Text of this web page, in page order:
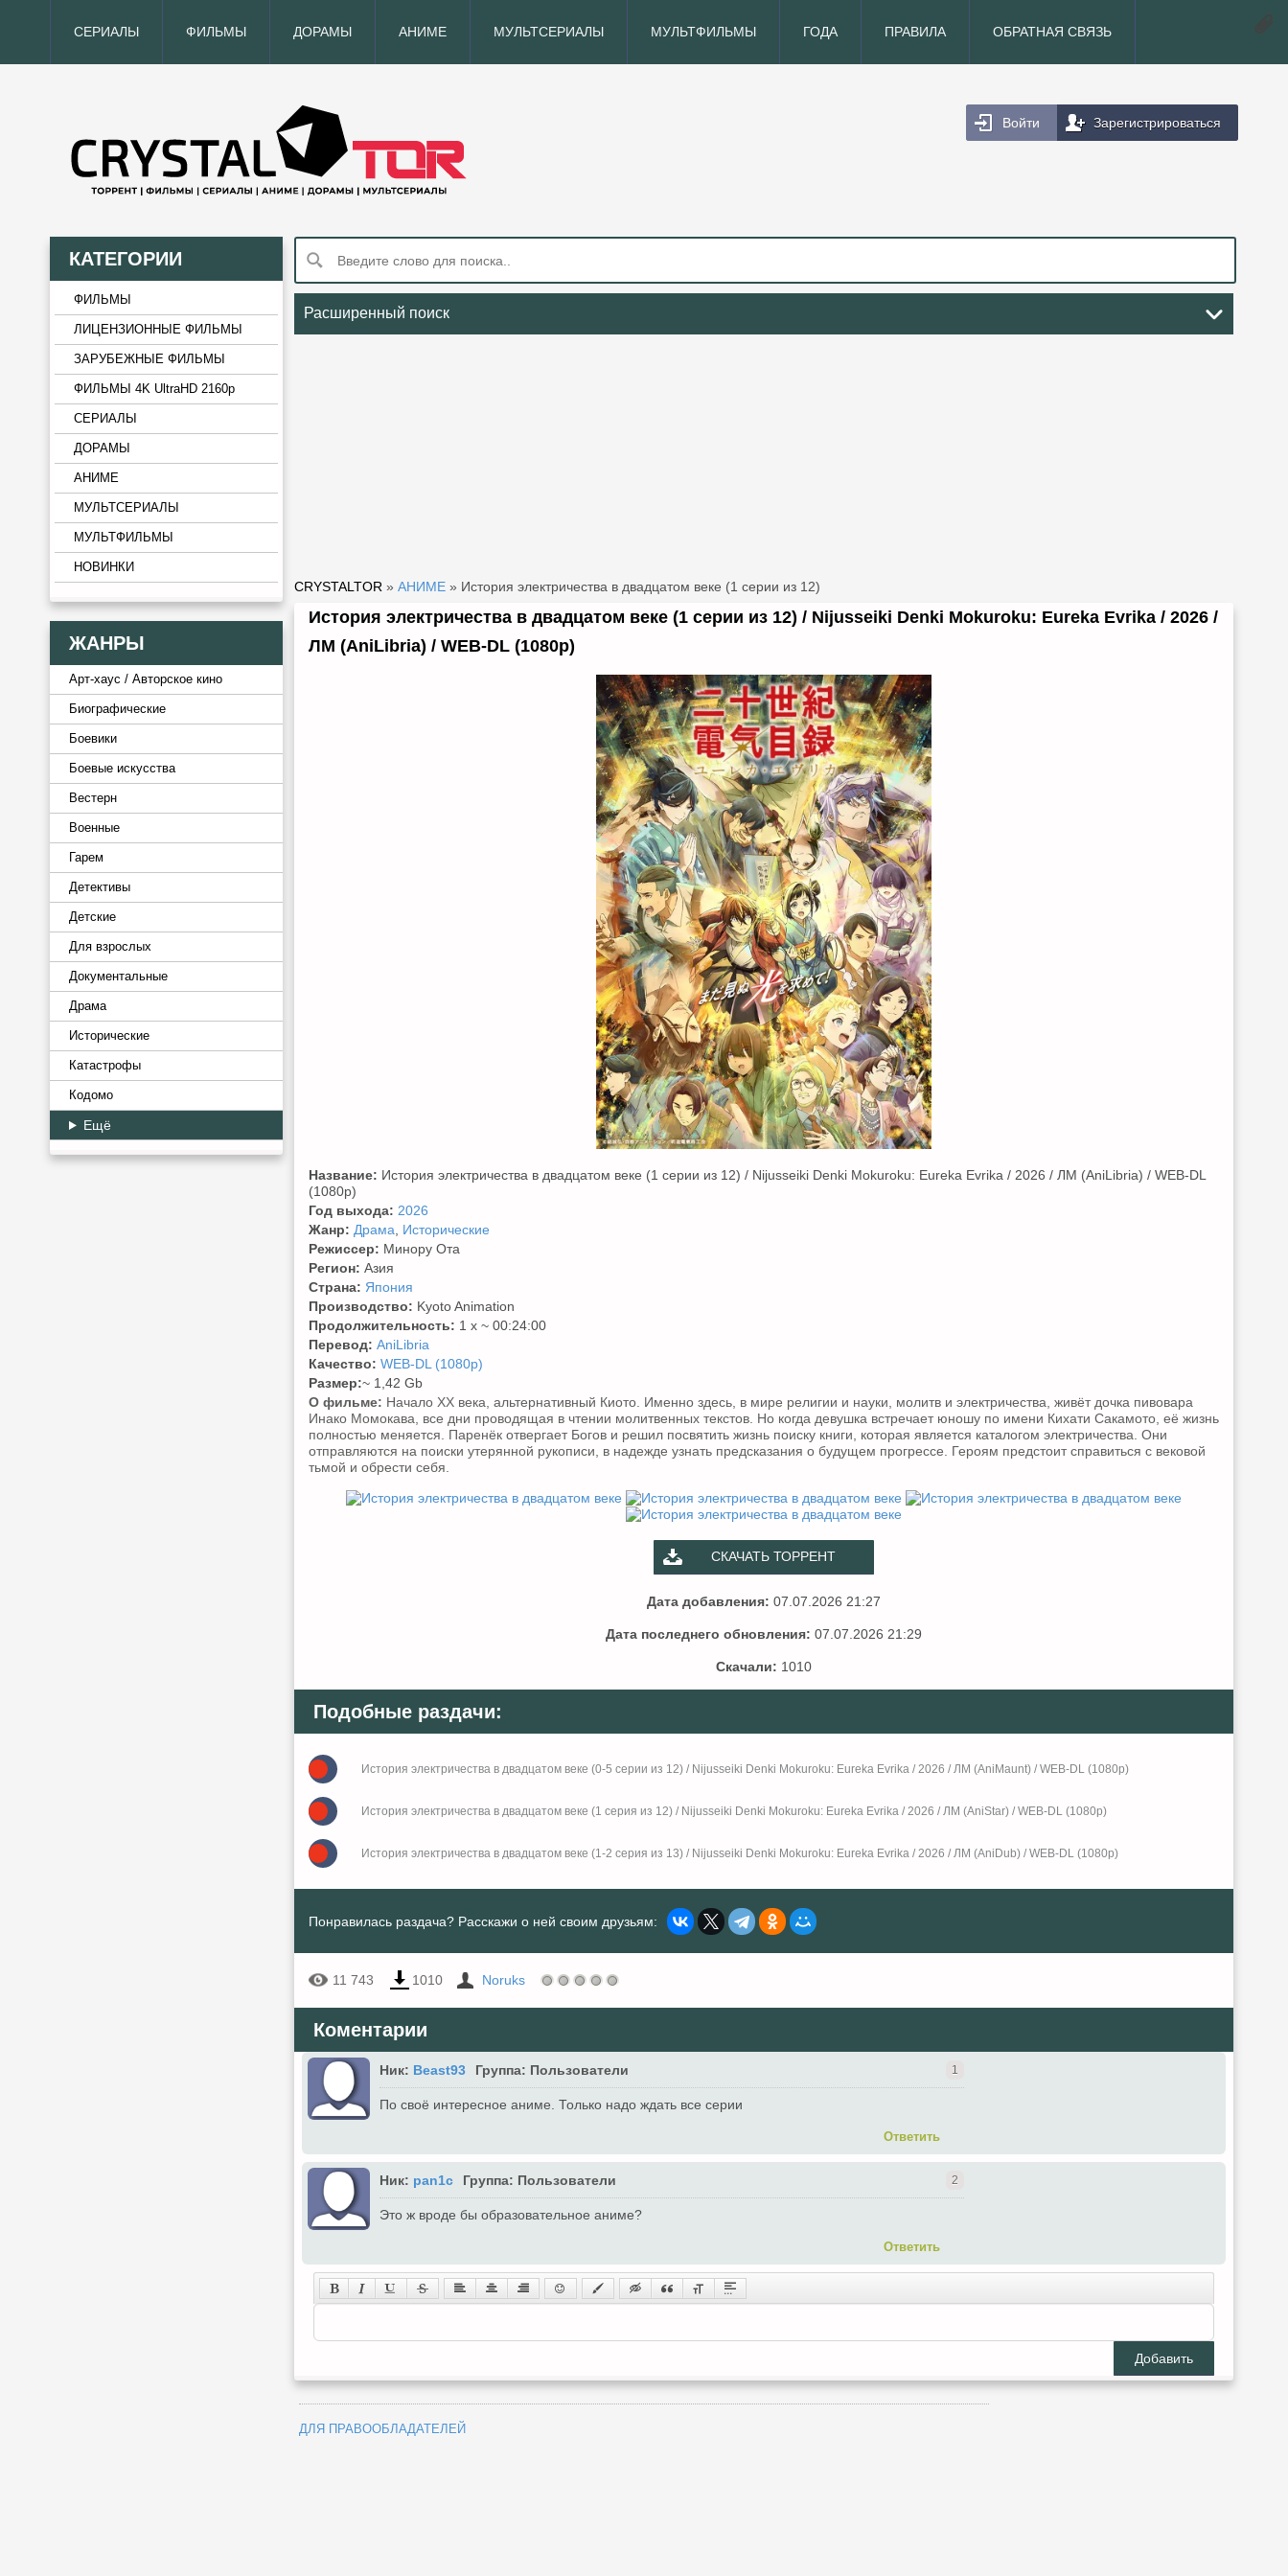
СЕРИАЛЫ ФИЛЬМЫ ДОРАМЫ АНИМЕ МУЛЬТСЕРИАЛЫ МУЛЬТФИЛЬМЫ ГОДА ПРАВИЛА ОБРАТНАЯ СВЯЗЬ
Войти Зарегистрироваться
КАТЕГОРИИ
ФИЛЬМЫ
ЛИЦЕНЗИОННЫЕ ФИЛЬМЫ
ЗАРУБЕЖНЫЕ ФИЛЬМЫ
ФИЛЬМЫ 4K UltraHD 2160p
СЕРИАЛЫ
ДОРАМЫ
АНИМЕ
МУЛЬТСЕРИАЛЫ
МУЛЬТФИЛЬМЫ
НОВИНКИ
ЖАНРЫ
Арт-хаус / Авторское кино
Биографические
Боевики
Боевые искусства
Вестерн
Военные
Гарем
Детективы
Детские
Для взрослых
Документальные
Драма
Исторические
Катастрофы
Кодомо
Ещё
Расширенный поиск
CRYSTALTOR » АНИМЕ » История электричества в двадцатом веке (1 серии из 12)
История электричества в двадцатом веке (1 серии из 12) / Nijusseiki Denki Mokuroku: Eureka Evrika / 2026 /
ЛМ (AniLibria) / WEB-DL (1080p)
Название: История электричества в двадцатом веке (1 серии из 12) / Nijusseiki Denki Mokuroku: Eureka Evrika / 2026 / ЛМ (AniLibria) / WEB-DL
(1080p)
Год выхода: 2026
Жанр: Драма
Исторические
Режиссер: Минору Ота
Регион: Азия
Страна: Япония
Производство: Kyoto Animation
Продолжительность: 1 x ~ 00:24:00
Перевод: AniLibria
Качество: WEB-DL (1080p)
Размер:~ 1,42 Gb
О фильме: Начало XX века, альтернативный Киото. Именно здесь, в мире религии и науки, молитв и электричества, живёт дочка пивовара
Инако Момокава, все дни проводящая в чтении молитвенных текстов. Но когда девушка встречает юношу по имени Кихати Сакамото, её жизнь
полностью меняется. Паренёк отвергает Богов и решил посвятить жизнь поиску книги, которая является каталогом электричества. Они
отправляются на поиски утерянной рукописи, в надежде узнать предсказания о будущем прогрессе. Героям предстоит справиться с вековой
тьмой и обрести себя.
СКАЧАТЬ ТОРРЕНТ
Дата добавления: 07.07.2026 21:27
Дата последнего обновления: 07.07.2026 21:29
Скачали: 1010
Подобные раздачи:
История электричества в двадцатом веке (0-5 серии из 12) / Nijusseiki Denki Mokuroku: Eureka Evrika / 2026 / ЛМ (AniMaunt) / WEB-DL (1080p)
История электричества в двадцатом веке (1 серия из 12) / Nijusseiki Denki Mokuroku: Eureka Evrika / 2026 / ЛМ (AniStar) / WEB-DL (1080p)
История электричества в двадцатом веке (1-2 серия из 13) / Nijusseiki Denki Mokuroku: Eureka Evrika / 2026 / ЛМ (AniDub) / WEB-DL (1080p)
Понравилась раздача? Расскажи о ней своим друзьям:
11 743 1010 Noruks
Коментарии
Ник: Beast93 Группа: Пользователи 1
По своё интересное аниме. Только надо ждать все серии
Ответить
Ник: pan1c Группа: Пользователи 2
Это ж вроде бы образовательное аниме?
Ответить
Добавить
ДЛЯ ПРАВООБЛАДАТЕЛЕЙ